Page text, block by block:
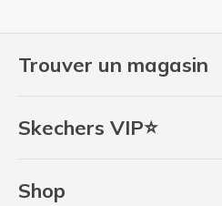
Trouver un magasin
Skechers VIP⭐
Shop